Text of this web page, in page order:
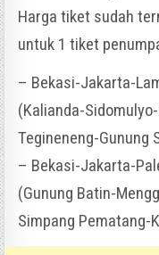
Harga tiket sudah
untuk 1 tiket
– Bekasi-Jakarta-
(Kalianda-
Tegineneng-Gunung
– Bekasi-Jakarta-
(Gunung Batin-
Simpang Pematang-